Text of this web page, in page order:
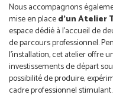
Nous accompagnons
mise en placed’un Atelier
espace dédié à l’accueil de
de parcours professionnel.
l’installation, cet atelier offre
investissements de départ
possibilité de produire,
cadre professionnel stimulant.